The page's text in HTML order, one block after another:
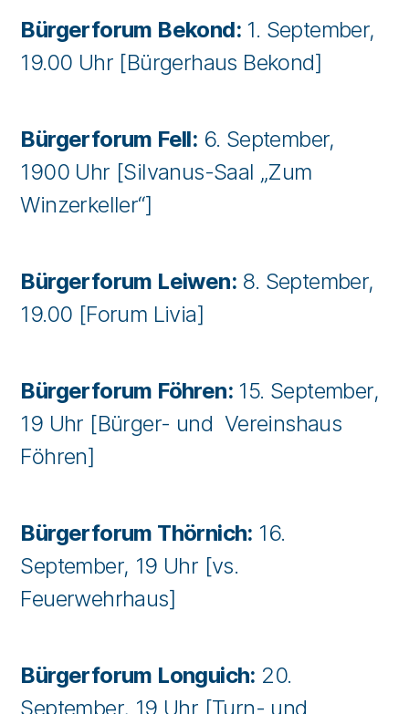
Bürgerforum Bekond: 1. September,
19.00 Uhr [Bürgerhaus Bekond]
Bürgerforum Fell: 6. September,
1900 Uhr [Silvanus-Saal „Zum
Winzerkeller“]
Bürgerforum Leiwen: 8. September,
19.00 [Forum Livia]
Bürgerforum Föhren: 15. September,
19 Uhr [Bürger- und Vereinshaus
Föhren]
Bürgerforum Thörnich: 16.
September, 19 Uhr [vs.
Feuerwehrhaus]
Bürgerforum Longuich: 20.
September, 19 Uhr [Turn- und